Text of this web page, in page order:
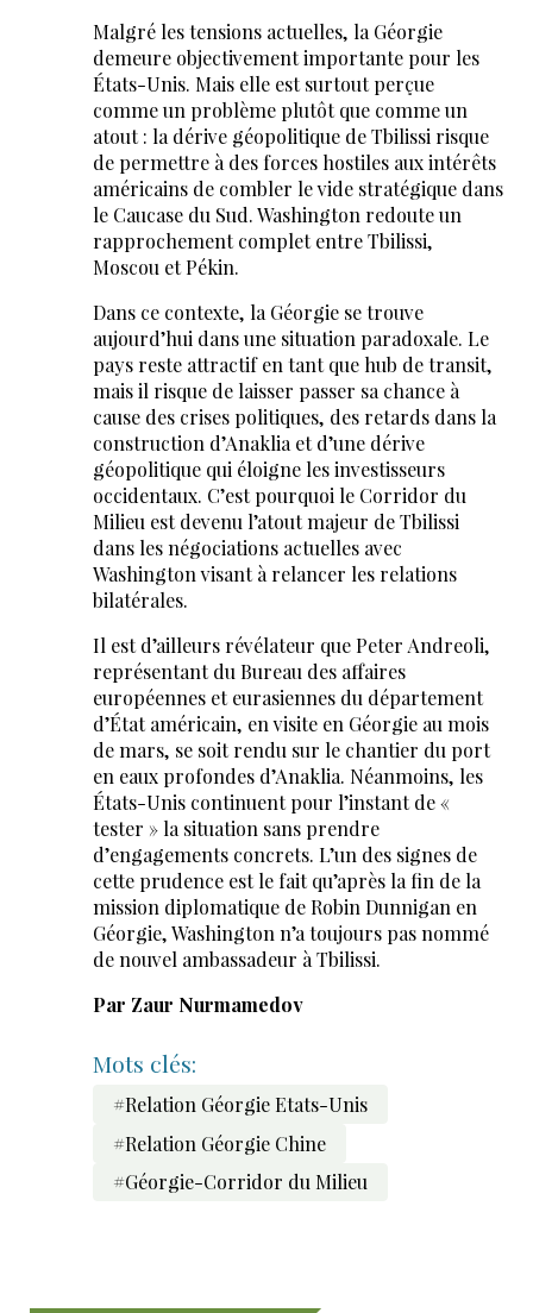
Malgré les tensions actuelles, la Géorgie
demeure objectivement importante pour les
États-Unis. Mais elle est surtout perçue
comme un problème plutôt que comme un
atout : la dérive géopolitique de Tbilissi risque
de permettre à des forces hostiles aux intérêts
américains de combler le vide stratégique dans
le Caucase du Sud. Washington redoute un
rapprochement complet entre Tbilissi,
Moscou et Pékin.
Dans ce contexte, la Géorgie se trouve
aujourd’hui dans une situation paradoxale. Le
pays reste attractif en tant que hub de transit,
mais il risque de laisser passer sa chance à
cause des crises politiques, des retards dans la
construction d’Anaklia et d’une dérive
géopolitique qui éloigne les investisseurs
occidentaux. C’est pourquoi le Corridor du
Milieu est devenu l’atout majeur de Tbilissi
dans les négociations actuelles avec
Washington visant à relancer les relations
bilatérales.
Il est d’ailleurs révélateur que Peter Andreoli,
représentant du Bureau des affaires
européennes et eurasiennes du département
d’État américain, en visite en Géorgie au mois
de mars, se soit rendu sur le chantier du port
en eaux profondes d’Anaklia. Néanmoins, les
États-Unis continuent pour l’instant de «
tester » la situation sans prendre
d’engagements concrets. L’un des signes de
cette prudence est le fait qu’après la fin de la
mission diplomatique de Robin Dunnigan en
Géorgie, Washington n’a toujours pas nommé
de nouvel ambassadeur à Tbilissi.
Par Zaur Nurmamedov
Mots clés:
#Relation Géorgie Etats-Unis
#Relation Géorgie Chine
#Géorgie-Corridor du Milieu